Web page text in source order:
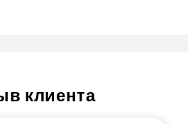
клиента